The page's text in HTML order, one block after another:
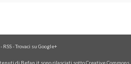
- RSS-Trovaci su Google+
di Befan.it sono rilasciati sotto Creative Commons